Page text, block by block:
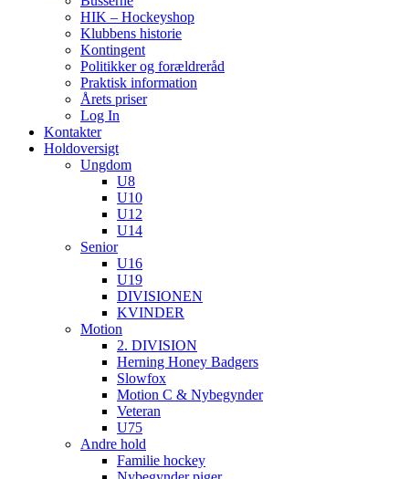
HIK – Hockeyshop
Klubbens historie
Kontingent
Politikker og forældreråd
Praktisk information
Årets priser
Log In
Kontakter
Holdoversigt
Ungdom
U8
U10
U12
U14
Senior
U16
U19
DIVISIONEN
KVINDER
Motion
2. DIVISION
Herning Honey Badgers
Slowfox
Motion C & Nybegynder
Veteran
U75
Andre hold
Familie hockey